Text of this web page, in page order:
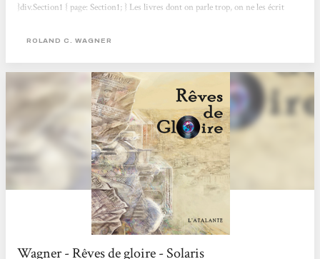
}div.Section1 { page: Section1; } Les livres dont on parle trop, on ne les écrit
écrivains. Je me souviens de vacances à la campagne, il y a bientôt quinze ans de
qui commençait par l’irruption...
ROLAND C. WAGNER
Wagner - Rêves de gloire - Solaris